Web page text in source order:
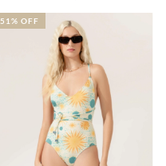
51% OFF